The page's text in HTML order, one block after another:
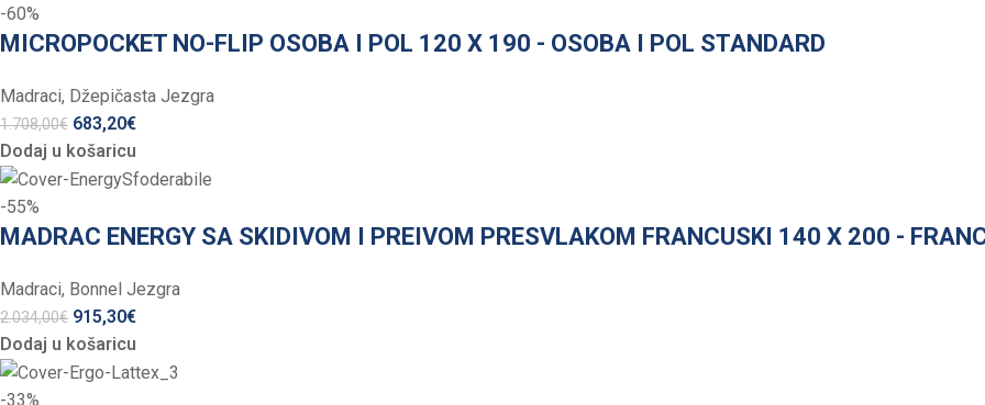
-60%
MICROPOCKET NO-FLIP OSOBA I POL 120 X 190 - OSOBA I POL STANDARD
Madraci, Džepičasta Jezgra
1.708,00€ 683,20€
Dodaj u košaricu
-55%
MADRAC ENERGY SA SKIDIVOM I PREIVOM PRESVLAKOM FRANCUSKI 140 X 200 -
Madraci, Bonnel Jezgra
2.034,00€ 915,30€
Dodaj u košaricu
-33%